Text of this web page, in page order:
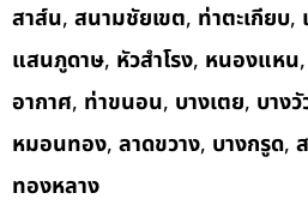
สาส์น, สนามชัยเขต, ท่าตะเกียบ,
แสนภูดาษ, หัวสำโรง, หนองแหน,
อากาศ, ท่าขนอน, บางเตย, บางวั
หมอนทอง, ลาดขวาง, บางกรูด,
ทองหลาง